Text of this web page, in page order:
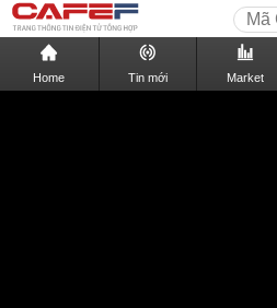
Home Tin mới Market